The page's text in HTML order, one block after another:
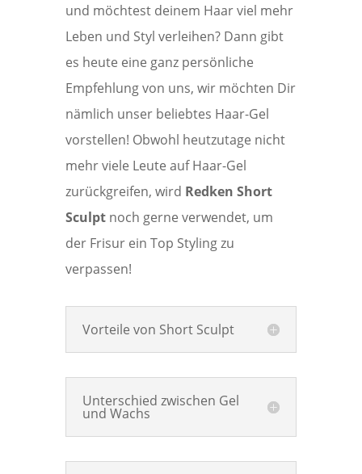
und möchtest deinem Haar viel mehr
Leben und Styl verleihen? Dann gibt
es heute eine ganz persönliche
Empfehlung von uns, wir möchten Dir
nämlich unser beliebtes Haar-Gel
vorstellen! Obwohl heutzutage nicht
mehr viele Leute auf Haar-Gel
zurückgreifen, wird Redken Short
Sculptnoch gerne verwendet, um
der Frisur ein Top Styling zu
verpassen!
Vorteile von Short Sculpt
Unterschied zwischen Gel
und Wachs